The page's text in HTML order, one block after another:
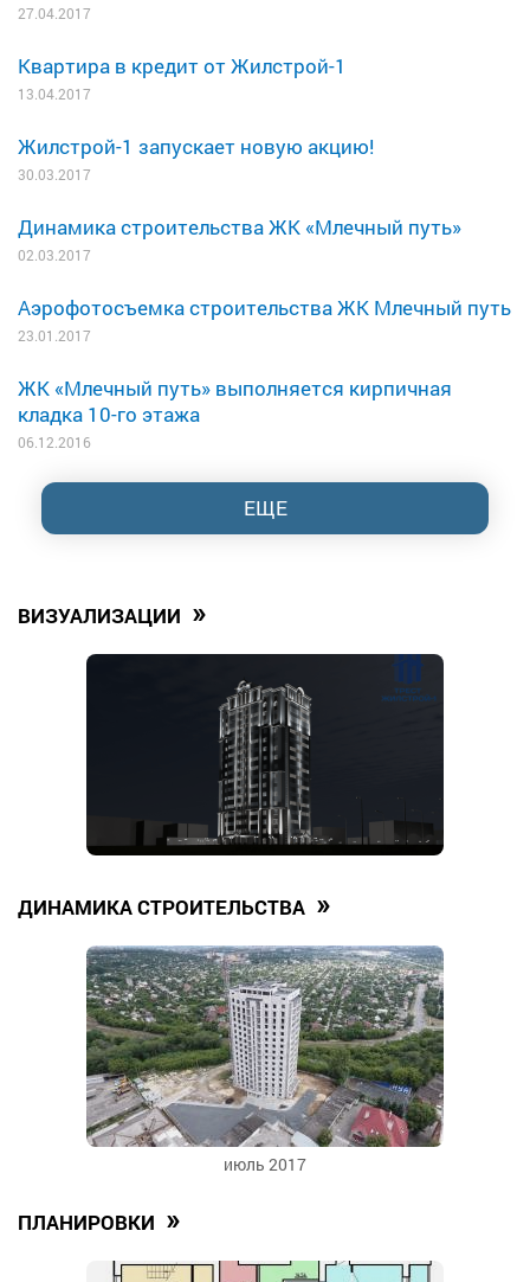
27.04.2017
Квартира в кредит от Жилстрой-1
13.04.2017
Жилстрой-1 запускает новую акцию!
30.03.2017
Динамика строительства ЖК «Млечный путь»
02.03.2017
Аэрофотосъемка строительства ЖК Млечный путь
23.01.2017
ЖК «Млечный путь» выполняется кирпичная
кладка 10-го этажа
06.12.2016
ЕЩЕ
ВИЗУАЛИЗАЦИИ »
ДИНАМИКА СТРОИТЕЛЬСТВА »
июль 2017
ПЛАНИРОВКИ »